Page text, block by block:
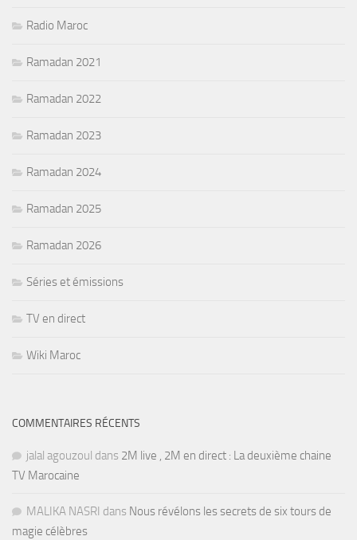
Radio Maroc
Ramadan 2021
Ramadan 2022
Ramadan 2023
Ramadan 2024
Ramadan 2025
Ramadan 2026
Séries et émissions
TV en direct
Wiki Maroc
COMMENTAIRES RÉCENTS
jalal agouzoul dans 2M live , 2M en direct : La deuxième chaine
TV Marocaine
MALIKA NASRI dans Nous révélons les secrets de six tours de
magie célèbres